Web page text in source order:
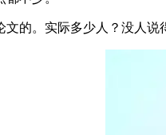
的。实际多少人？没人说